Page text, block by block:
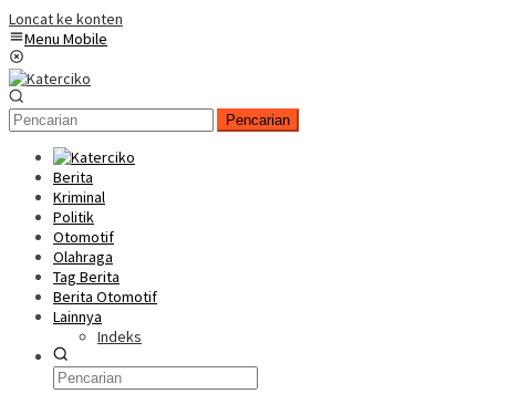
Loncat ke konten
Menu Mobile
Pencarian
Berita
Kriminal
Politik
Otomotif
Olahraga
Tag Berita
Berita Otomotif
Lainnya
Indeks